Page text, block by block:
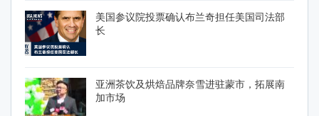
美国参议院投票确认布兰奇担任美国司法部
长
亚洲茶饮及烘焙品牌奈雪进驻蒙市，拓展南
加市场